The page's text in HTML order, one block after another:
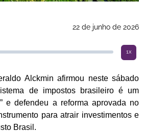
22 de junho de 2026
1x
Alckmin afirmou neste sábado
de impostos brasileiro é um
e defendeu a reforma aprovada no
para atrair investimentos e
Brasil.